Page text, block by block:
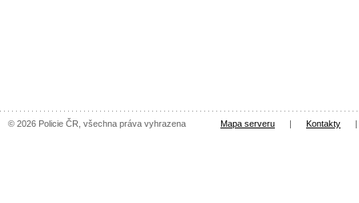
© 2026 Policie ČR, všechna práva vyhrazena Mapa serveru | Kontakty |